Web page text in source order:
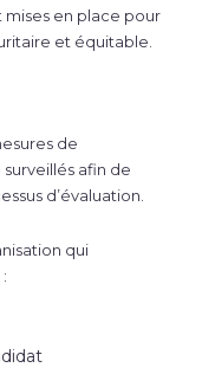
en place pour
et équitable.
de
afin de
d’évaluation.
qui